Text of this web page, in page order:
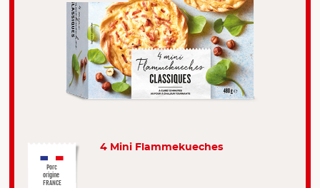
Porc
origine
FRANCE
4 Mini Flammekueches